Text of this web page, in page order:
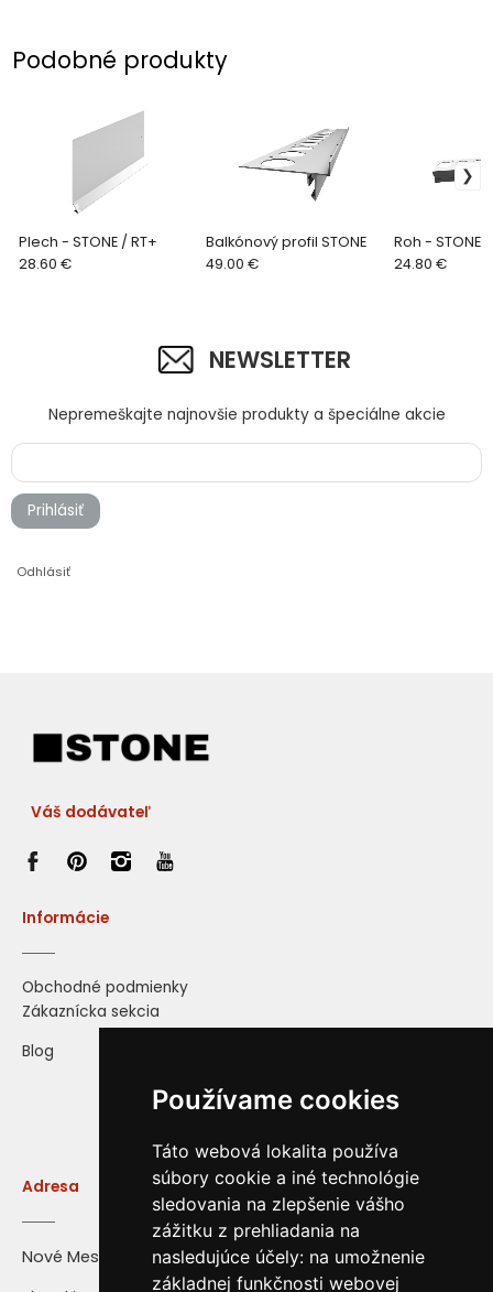
Používame cookies
Táto webová lokalita používa
súbory cookie a iné technológie
sledovania na zlepšenie vášho
zážitku z prehliadania na
nasledujúce účely: na umožnenie
základnej funkčnosti webovej
Podobné produkty
Plech - STONE / RT+
28.60 €
Balkónový profil STONE
49.00 €
Roh - STONE
24.80 €
NEWSLETTER
Nepremeškajte najnovšie produkty a špeciálne akcie
Prihlásiť
Odhlásiť
Váš dodávateľ
Informácie
Obchodné podmienky
Zákaznícka sekcia
Blog
Adresa
Nové Mesto nad Váhom